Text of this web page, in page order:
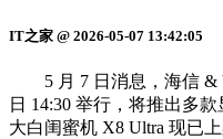
IT之家 @ 2026-05-07 13:42:05
5 月 7 日消息，海信 &
日 14:30 举行，将推出多
大白闺蜜机 X8 Ultra 现已